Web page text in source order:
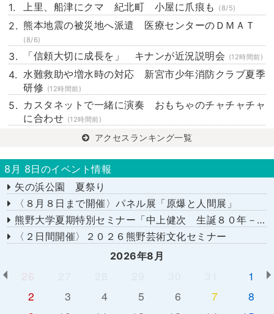
上里、船津にクマ 紀北町 小屋に爪痕も (8/5)
熊本地震の被災地へ派遣 医療センターのＤＭＡＴ
(8/6)
「信頼大切に成長を」 キナンが近況説明会 (12時間前)
水難救助や増水時の対応 新宮市少年消防クラブ夏季
研修 (12時間前)
カスタネットで一緒に演奏 おもちゃのチャチャチャ
に合わせ (12時間前)
アクセスランキング一覧
8月 8日のイベント情報
矢の浜公園 夏祭り
〈８月８日まで開催〉パネル展「原爆と人間展」
熊野大学夏期特別セミナー「中上健次 生誕８０年－時代へのまなざし－」
〈２日間開催〉２０２６熊野芸術文化セミナー
2026年8月
26
1
2
3 4 5 6 7
8